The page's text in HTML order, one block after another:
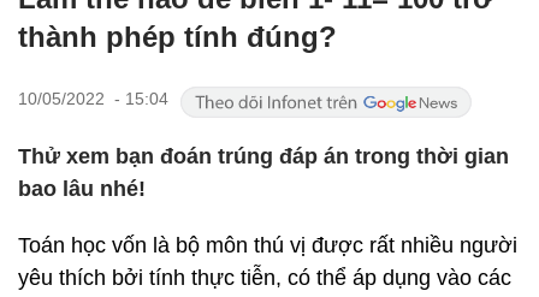
thành phép tính đúng?
10/05/2022 - 15:04
Thử xem bạn đoán trúng đáp án trong thời gian
bao lâu nhé!
Toán học vốn là bộ môn thú vị được rất nhiều người
yêu thích bởi tính thực tiễn, có thể áp dụng vào các